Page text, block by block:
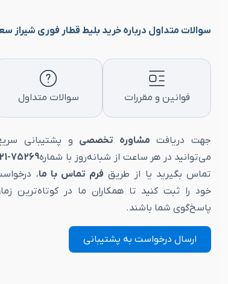
سوالات متداول درباره خرید بلیط قطار فوری شیراز
قوانین و مقررات سوالات متداول
جهت دریافت مشاوره تخصصی و پشتیبانی
می‌توانید در هر ساعت از شبانه‌روز با شماره75269-021
تماس بگیرید یا از طریق فرم تماس با ما،
خود را ثبت کنید تا همکاران ما در کوتاه‌ترین
پاسخ‌گوی شما باشند.
ارسال درخواست به پشتیبانی